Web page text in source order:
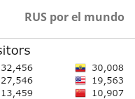
RUS por el mundo